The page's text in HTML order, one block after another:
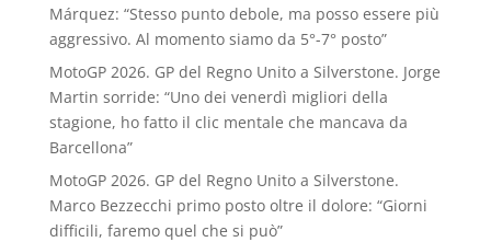
Márquez: “Stesso punto debole, ma posso essere più
aggressivo. Al momento siamo da 5°-7° posto”
MotoGP 2026. GP del Regno Unito a Silverstone. Jorge
Martin sorride: “Uno dei venerdì migliori della
stagione, ho fatto il clic mentale che mancava da
Barcellona”
MotoGP 2026. GP del Regno Unito a Silverstone.
Marco Bezzecchi primo posto oltre il dolore: “Giorni
difficili, faremo quel che si può”